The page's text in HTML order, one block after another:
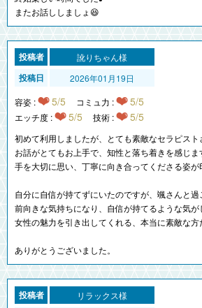
またお話ししましょ😆
訛りちゃん様
2026年01月19日
容姿 :
5/5 コミュ力 : 5/5
エッチ度 : 5/5 技術 : 5/5
初めて利用しましたが、とても素敵なセラピスト
お話がとてもお上手で、知性と落ち着きを感じ
手を大切に思い、丁寧に向き合ってくださる姿が
自分に自信が持てずにいたのですが、颯さんと
前向きな気持ちになり、自信が持てるような気が
女性の魅力を引き出してくれる、本当に素敵な方
ありがとうございました。
リラックス様